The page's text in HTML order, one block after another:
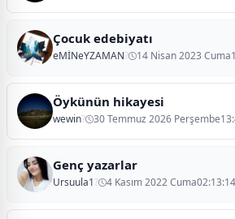
Çocuk edebiyatı
eMİNeYZAMAN? 14 Nisan 2023
Öykünün hikayesi
wewin? 30 Temmuz 2026
Genç yazarlar
Ursuula1? 4 Kasım 2022 Cuma02:13:14